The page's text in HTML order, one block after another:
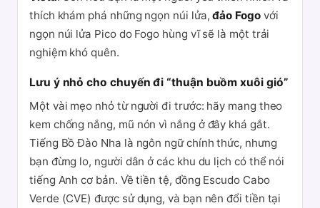
thích khám phá những ngọn núi lửa,đảo Fogovới
ngọn núi lửa Pico do Fogo hùng vĩ sẽ là một trải
nghiệm khó quên.
Lưu ý nhỏ cho chuyến đi “thuận buồm xuôi gió”
Một vài mẹo nhỏ từ người đi trước: hãy mang theo
kem chống nắng, mũ nón vì nắng ở đây khá gắt.
Tiếng Bồ Đào Nha là ngôn ngữ chính thức, nhưng
bạn đừng lo, người dân ở các khu du lịch có thể nói
tiếng Anh cơ bản. Về tiền tệ, đồng Escudo Cabo
Verde (CVE) được sử dụng, và bạn nên đổi tiền tại